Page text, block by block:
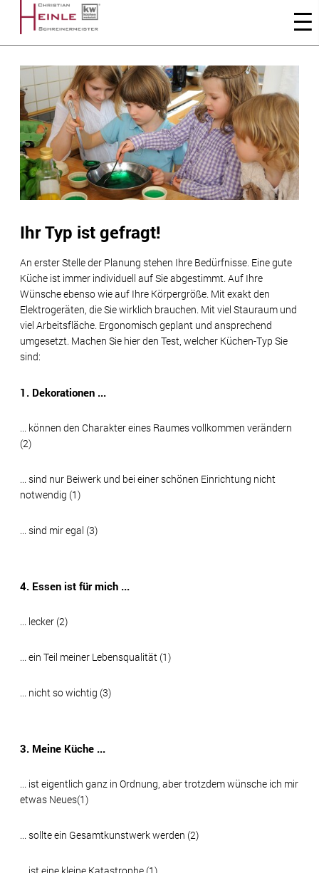
Ihr Typ ist gefragt!
An erster Stelle der Planung stehen Ihre Bedürfnisse. Eine gute
Küche ist immer individuell auf Sie abgestimmt. Auf Ihre
Wünsche ebenso wie auf Ihre Körpergröße. Mit exakt den
Elektrogeräten, die Sie wirklich brauchen. Mit viel Stauraum und
viel Arbeitsfläche. Ergonomisch geplant und ansprechend
umgesetzt. Machen Sie hier den Test, welcher Küchen-Typ Sie
sind:
1. Dekorationen ...
... können den Charakter eines Raumes vollkommen verändern
(2)
... sind nur Beiwerk und bei einer schönen Einrichtung nicht
notwendig (1)
... sind mir egal (3)
4. Essen ist für mich ...
... lecker (2)
... ein Teil meiner Lebensqualität (1)
... nicht so wichtig (3)
3. Meine Küche ...
... ist eigentlich ganz in Ordnung, aber trotzdem wünsche ich mir
etwas Neues(1)
... sollte ein Gesamtkunstwerk werden (2)